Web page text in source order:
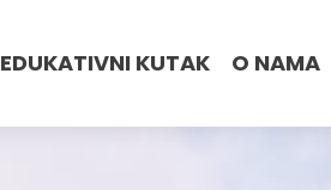
EDUKATIVNI KUTAK O NAMA